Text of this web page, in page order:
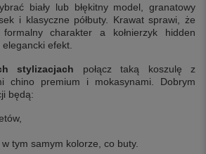
biały lub błękitny model, granatowy
i klasyczne półbuty. Krawat sprawi, że
charakter a kołnierzyk hidden
efekt.
stylizacjach połącz taką koszulę z
chino premium i mokasynami. Dobrym
będą:
tym samym kolorze, co buty.